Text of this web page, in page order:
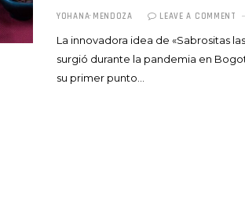
YOHANA MENDOZA LEAVE A COMMENT
La innovadora idea de «Sabrositas
surgió durante la pandemia en
su primer punto…